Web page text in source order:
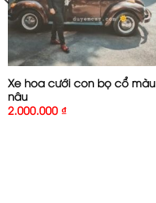
Xe hoa cưới con bọ cổ màu
nâu
2.000.000 ₫